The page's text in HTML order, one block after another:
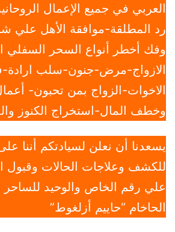
العربي في جميع الإعمال
رد المطلقة-موافقة الأهل علي
وفك أخطر أنواع السحر السفلي
الازواج-مرض-جنون-سلب ارادة-
الاخوات-الزواج بمن تحبون-
وخطف المال-استخراج الكنوز
يسعدنا أن نعلن لسيادتكم أننا
للكشف وعلاجات الحالات وقبول
علي رقم الخاص والوحيد للساحر
الحاخام “حاييم أزلغوط”